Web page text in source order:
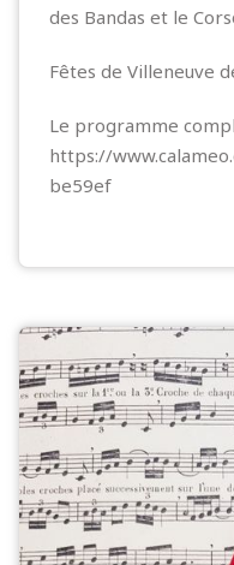
des Bandas et le
Fêtes de Villeneuve
Le programme
https://
be59ef